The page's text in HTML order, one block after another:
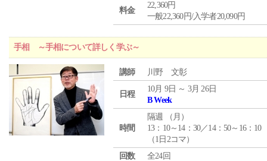
料金
22,360円
一般22,360円/入学者20,090円
手相 ～手相について詳しく学ぶ～
講師 川野 文彰
日程
10月 9日 ～ 3月 26日
B Week
時間
隔週 （ 月 ）
13：10～14：30／14：50～16：10
（1日2コマ）
回数
全24回